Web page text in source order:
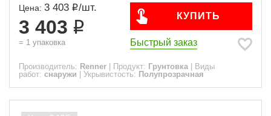
Цена: 3 403 /шт.
3 403
= 1 упаковка
КУПИТЬ
Быстрый заказ
Производитель: Renner Продукт: Грунтовка
Виды
работ: снаружи Укрывистость: Полупрозрачная